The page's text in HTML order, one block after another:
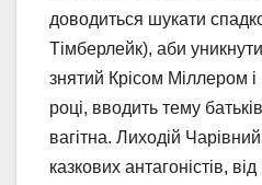
доводиться шукати
Тімберлейк), аби
знятий Крісом Міллером
році, вводить тему
вагітна. Лиходій
казкових антагоністів,